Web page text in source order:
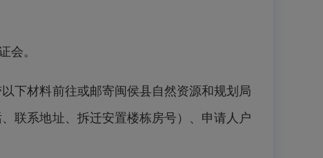
会。
下材料前往或邮寄闽侯县自然资源和规划局
联系地址、拆迁安置楼栋房号）、申请人户